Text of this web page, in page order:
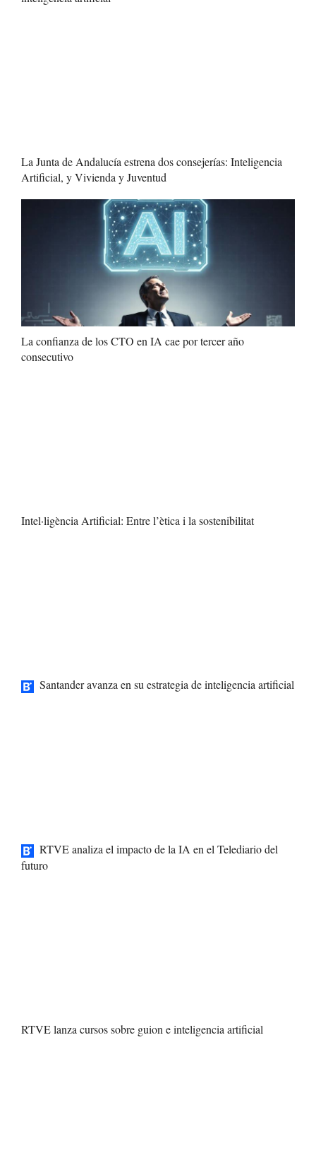
La Junta de Andalucía estrena dos consejerías: Inteligencia
Artificial, y Vivienda y Juventud
La confianza de los CTO en IA cae por tercer año
consecutivo
Intel·ligència Artificial: Entre l’ètica i la sostenibilitat
Santander avanza en su estrategia de inteligencia artificial
RTVE analiza el impacto de la IA en el Telediario del
futuro
RTVE lanza cursos sobre guion e inteligencia artificial